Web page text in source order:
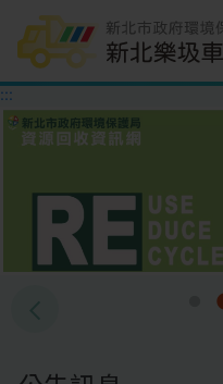
跳到主要內容區塊
:::